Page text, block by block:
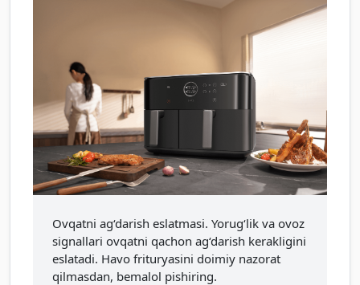
Ovqatni ag‘darish eslatmasi. Yorug‘lik va ovoz
signallari ovqatni qachon ag‘darish kerakligini
eslatadi. Havo frituryasini doimiy nazorat
qilmasdan, bemalol pishiring.